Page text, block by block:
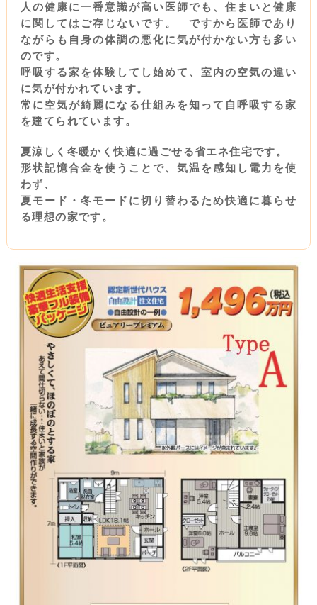
人の健康に一番意識が高い医師でも、住まいと健康
に関してはご存じないです。 ですから医師であり
ながらも自身の体調の悪化に気が付かない方も多い
のです。
呼吸する家を体験してし始めて、室内の空気の違い
に気が付かれています。
常に空気が綺麗になる仕組みを知って自呼吸する家
を建てられています。
夏涼しく冬暖かく快適に過ごせる省エネ住宅です。
形状記憶合金を使うことで、気温を感知し電力を使
わず、
夏モード・冬モードに切り替わるため快適に暮らせ
る理想の家です。